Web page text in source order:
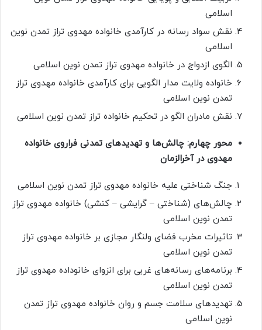
اسلامی
نقش سواد رسانه در کارآمدی خانواده مهدوی تراز تمدن نوین
اسلامی
الگوی ازدواج در خانواده مهدوی تراز تمدن نوین اسلامی
خانواده ولایت مدار الگویی برای کارآمدی خانواده مهدوی تراز
تمدن نوین اسلامی
نقش مادران الگو در تحکیم خانواده تراز تمدن نوین اسلامی
محور چهارم: چالش‌ها و تهدیدهای تمدنی فراروی خانواده
مهدوی در آخرالزمان
جنگ شناختی علیه خانواده مهدوی تراز تمدن نوین اسلامی
چالش‌های (شناختی – گرایشی – کنشی) خانواده مهدوی تراز
تمدن نوین اسلامی
تاثیرات مخرب فضای ولنگار مجازی بر خانواده مهدوی تراز
تمدن نوین اسلامی
برنامه‌های رسانه‌های غربی برای انزوای خانوداده مهدوی تراز
تمدن نوین اسلامی
تهدیدهای سلامت جسم و روان خانواده مهدوی تراز تمدن
نوین اسلامی